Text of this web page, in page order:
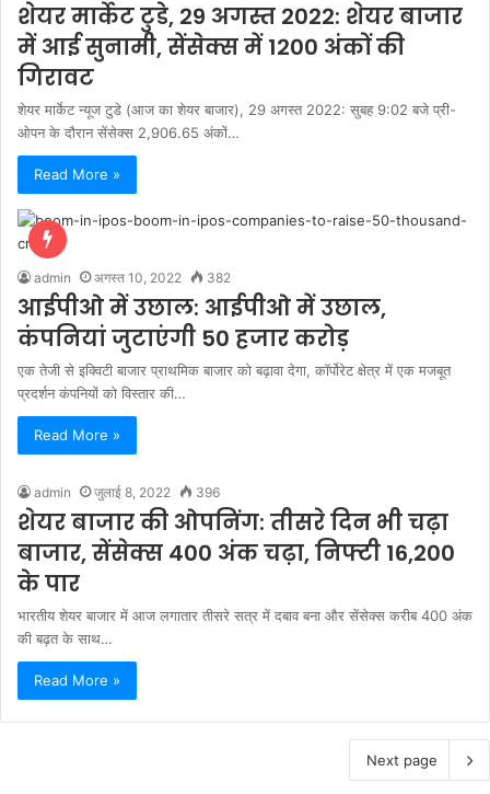
शेयर मार्केट टुडे, 29 अगस्त 2022: शेयर बाजार
में आई सुनामी, सेंसेक्स में 1200 अंकों की
गिरावट
शेयर मार्केट न्यूज टुडे (आज का शेयर बाजार), 29 अगस्त 2022: सुबह 9:02 बजे प्री-
ओपन के दौरान सेंसेक्स 2,906.65 अंकों…
Read More »
admin अगस्त 10, 2022 382
आईपीओ में उछाल: आईपीओ में उछाल,
कंपनियां जुटाएंगी 50 हजार करोड़
एक तेजी से इक्विटी बाजार प्राथमिक बाजार को बढ़ावा देगा, कॉर्पोरेट क्षेत्र में एक मजबूत
प्रदर्शन कंपनियों को विस्तार की…
Read More »
admin जुलाई 8, 2022 396
शेयर बाजार की ओपनिंग: तीसरे दिन भी चढ़ा
बाजार, सेंसेक्स 400 अंक चढ़ा, निफ्टी 16,200
के पार
भारतीय शेयर बाजार में आज लगातार तीसरे सत्र में दबाव बना और सेंसेक्स करीब 400 अंक
की बढ़त के साथ…
Read More »
Next page